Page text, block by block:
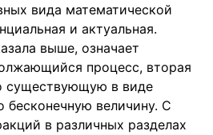
вида математической
и актуальная.
выше, означает
процесс, вторая
существующую в виде
бесконечную величину. С
в различных разделах